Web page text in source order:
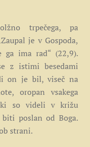
trpečega, pa
je v Gospoda,
ga ima rad“ (22,9).
z istimi besedami
on je bil, viseč na
oropan vsakega
so videli v križu
poslan od Boga.
strani.